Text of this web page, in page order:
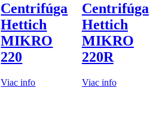
Centrifúga
Hettich
MIKRO
220
Viac info
Centrifúga
Hettich
MIKRO
220R
Viac info